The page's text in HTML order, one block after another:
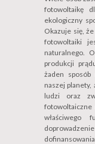
fotowoltaikę
ekologiczny
Okazuje się,
fotowoltaiki
naturalnego.
produkcji
żaden
naszej
ludzi oraz
właściwego